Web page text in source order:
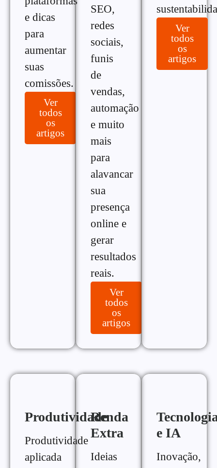
e dicas
para
aumentar
suas
comissões.
Ver
todos
os
artigos
SEO,
redes
sociais,
funis
de
vendas,
automação
e muito
mais
para
alavancar
sua
presença
online e
gerar
resultados
reais.
Ver
todos
os
artigos
Ver
todos
os
artigos
Produtividade
Produtividade
aplicada
Renda
Extra
Ideias
e IA
Inovação,